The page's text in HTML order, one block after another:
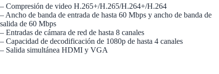
– Compresión de video H.265+/H.265/H.264+/H.264
– Ancho de banda de entrada de hasta 60 Mbps y ancho de banda de
salida de 60 Mbps
– Entradas de cámara de red de hasta 8 canales
– Capacidad de decodificación de 1080p de hasta 4 canales
– Salida simultánea HDMI y VGA